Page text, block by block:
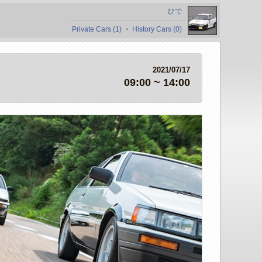
ひで
Private Cars (1) ・ History Cars (0)
2021/07/17
09:00 ~ 14:00